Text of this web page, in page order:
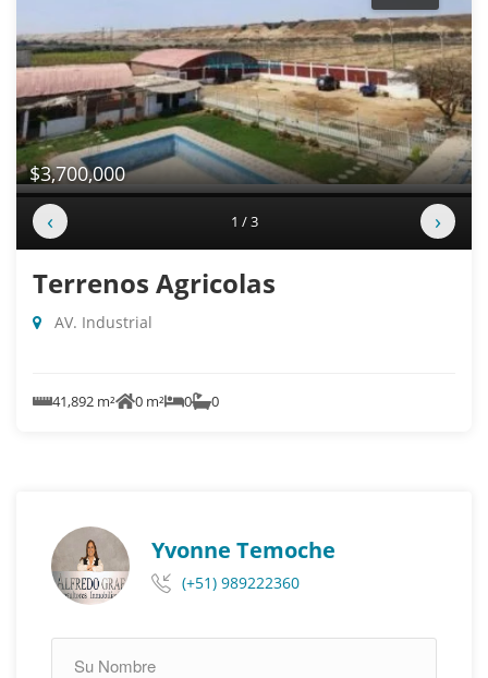
$3,700,000
‹ 1 / 3 ›
Terrenos Agricolas
AV. Industrial
41,892 m² 0 m² 0 0
Yvonne Temoche
(+51) 989222360